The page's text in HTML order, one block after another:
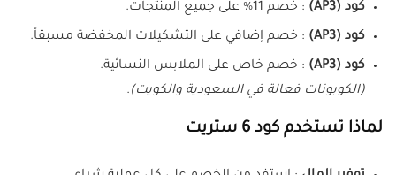
كود (AP3
) : خصم 11% على جميع المنتجات.
كود (AP3
) : خصم إضافي على التشكيلات المخفضة مسبقاً.
كود (AP3
) : خصم خاص على الملابس النسائية.
(الكوبونات فعالة في السعودية والكويت).
لماذا تستخدم كود 6 ستريت